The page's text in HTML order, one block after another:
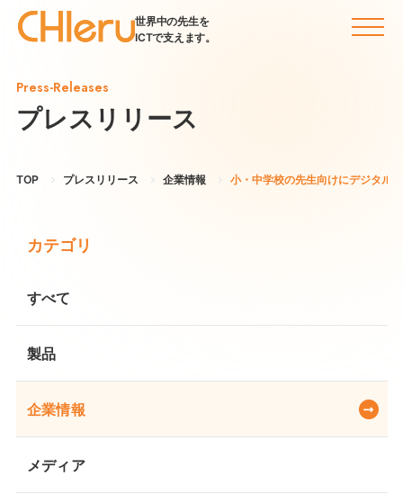
世界中の先生を
ICTで支えます。
Press-Releases
プレスリリース
TOP プレスリリース 企業情報 小・中学校の先生向けにデジタル
カテゴリ
すべて
製品
企業情報
メディア